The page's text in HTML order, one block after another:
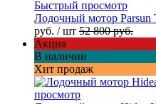
Быстрый просмотр
Лодочный мотор
руб. / шт 52 800 руб.
Акция
В наличии
Хит продаж
просмотр